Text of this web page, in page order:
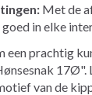
Met de
in elke
een prachtig
17Ø".
van de